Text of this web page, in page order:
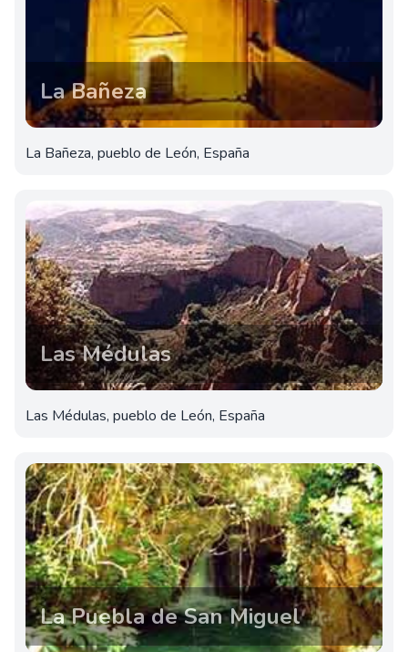
La Bañeza
La Bañeza, pueblo de León, España
Las Médulas
Las Médulas, pueblo de León, España
La Puebla de San Miguel